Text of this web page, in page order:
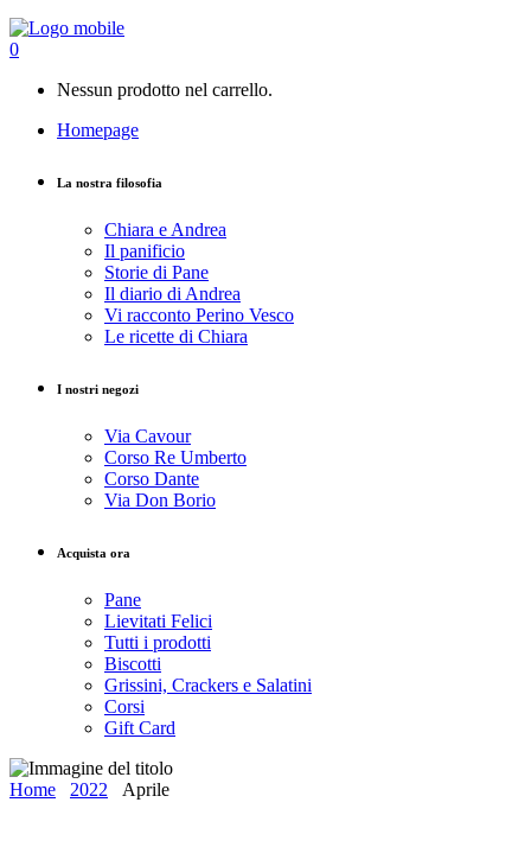
0
Nessun prodotto nel carrello.
Homepage
La nostra filosofia
Chiara e Andrea
Il panificio
Storie di Pane
Il diario di Andrea
Vi racconto Perino Vesco
Le ricette di Chiara
I nostri negozi
Via Cavour
Corso Re Umberto
Corso Dante
Via Don Borio
Acquista ora
Pane
Lievitati Felici
Tutti i prodotti
Biscotti
Grissini, Crackers e Salatini
Corsi
Gift Card
Home 2022 Aprile